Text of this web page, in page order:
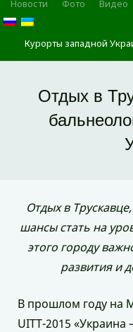
Новости Фото Видео
Курорты западной
Трускавец
Карпаты
Отдых в
Отдых в
шансы стать на
этого городу
развития и
В прошлом году на
UITT-2015 «Украина